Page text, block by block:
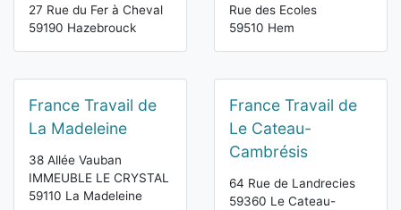
27 Rue du Fer à Cheval
59190 Hazebrouck
Rue des Ecoles
59510 Hem
France Travail de
La Madeleine
38 Allée Vauban
IMMEUBLE LE CRYSTAL
59110 La Madeleine
France Travail de
Le Cateau-
Cambrésis
64 Rue de Landrecies
59360 Le Cateau-